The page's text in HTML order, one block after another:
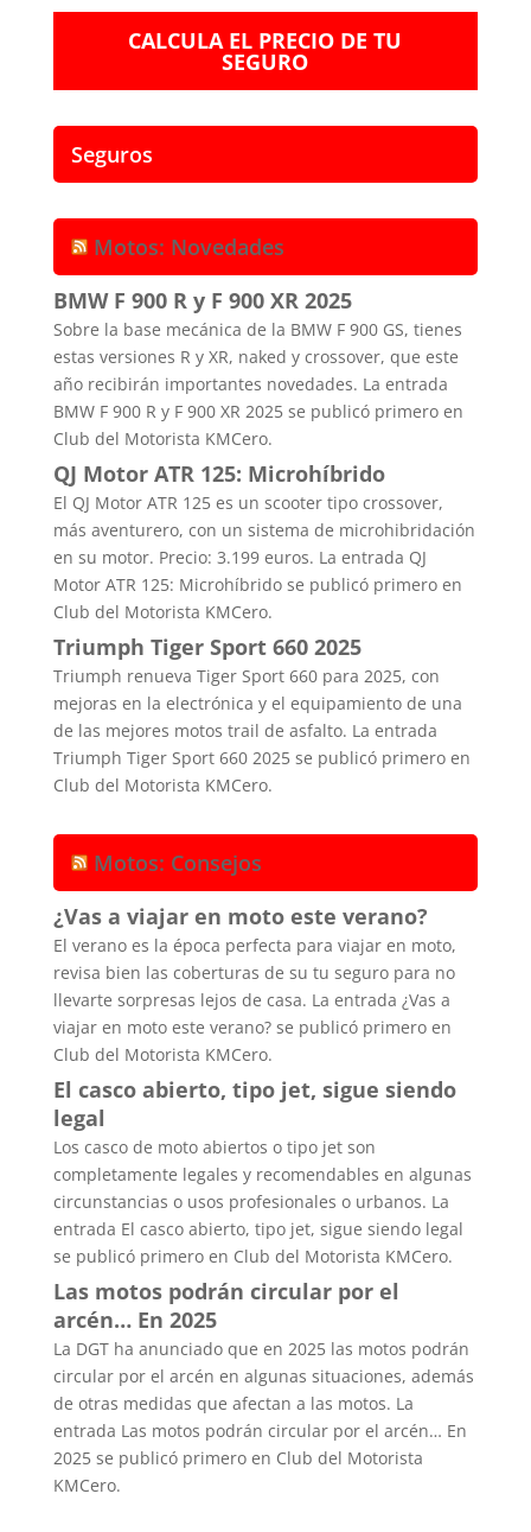
CALCULA EL PRECIO DE TU
SEGURO
Seguros
Motos: Novedades
BMW F 900 R y F 900 XR 2025
Sobre la base mecánica de la BMW F 900 GS, tienes
estas versiones R y XR, naked y crossover, que este
año recibirán importantes novedades. La entrada
BMW F 900 R y F 900 XR 2025 se publicó primero en
Club del Motorista KMCero.
QJ Motor ATR 125: Microhíbrido
El QJ Motor ATR 125 es un scooter tipo crossover,
más aventurero, con un sistema de microhibridación
en su motor. Precio: 3.199 euros. La entrada QJ
Motor ATR 125: Microhíbrido se publicó primero en
Club del Motorista KMCero.
Triumph Tiger Sport 660 2025
Triumph renueva Tiger Sport 660 para 2025, con
mejoras en la electrónica y el equipamiento de una
de las mejores motos trail de asfalto. La entrada
Triumph Tiger Sport 660 2025 se publicó primero en
Club del Motorista KMCero.
Motos: Consejos
¿Vas a viajar en moto este verano?
El verano es la época perfecta para viajar en moto,
revisa bien las coberturas de su tu seguro para no
llevarte sorpresas lejos de casa. La entrada ¿Vas a
viajar en moto este verano? se publicó primero en
Club del Motorista KMCero.
El casco abierto, tipo jet, sigue siendo
legal
Los casco de moto abiertos o tipo jet son
completamente legales y recomendables en algunas
circunstancias o usos profesionales o urbanos. La
entrada El casco abierto, tipo jet, sigue siendo legal
se publicó primero en Club del Motorista KMCero.
Las motos podrán circular por el
arcén… En 2025
La DGT ha anunciado que en 2025 las motos podrán
circular por el arcén en algunas situaciones, además
de otras medidas que afectan a las motos. La
entrada Las motos podrán circular por el arcén… En
2025 se publicó primero en Club del Motorista
KMCero.